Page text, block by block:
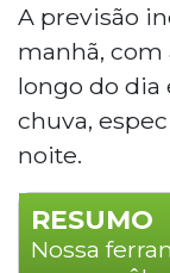
A previsão
manhã,
longo do dia
chuva,
noite.
RESUMO
Nossa